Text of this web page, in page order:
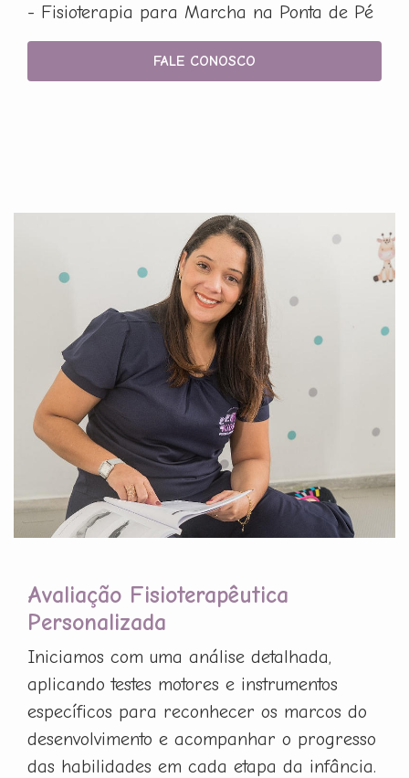
- Fisioterapia para Marcha na Ponta de Pé
FALE CONOSCO
Avaliação Fisioterapêutica
Personalizada
Iniciamos com uma análise detalhada,
aplicando testes motores e instrumentos
específicos para reconhecer os marcos do
desenvolvimento e acompanhar o progresso
das habilidades em cada etapa da infância.